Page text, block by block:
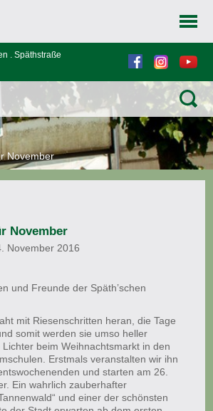
. Späthstraße
November
November
November 2016
und Freunde der Späth’schen
mit Riesenschritten heran, die Tage
somit werden sie umso heller
beim Weihnachtsmarkt in den
Erstmals veranstalten wir ihn
und starten am 26.
Ein wahrlich zauberhafter
und einer der schönsten